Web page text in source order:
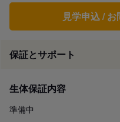
見学申込 / お
保証とサポート
生体保証内容
準備中